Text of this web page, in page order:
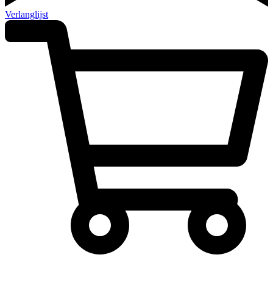
Verlanglijst